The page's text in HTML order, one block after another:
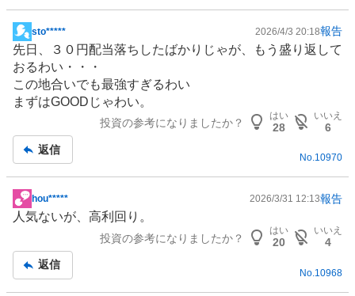
掲
示
板
記
事
sto***** 2026/4/3 20:18報告
先日、３０円配当落ちしたばかりじゃが、もう盛り返して
おるわい・・・
この地合いでも最強すぎるわい
まずはGOODじゃわい。
投資の参考になりましたか？
はい
28
いいえ
6
返信
No.10970
掲
示
事
hou***** 2026/3/31 12:13報告
人気ないが、高利回り。
投資の参考になりましたか？
はい
20
いいえ
4
返信
No. 10968